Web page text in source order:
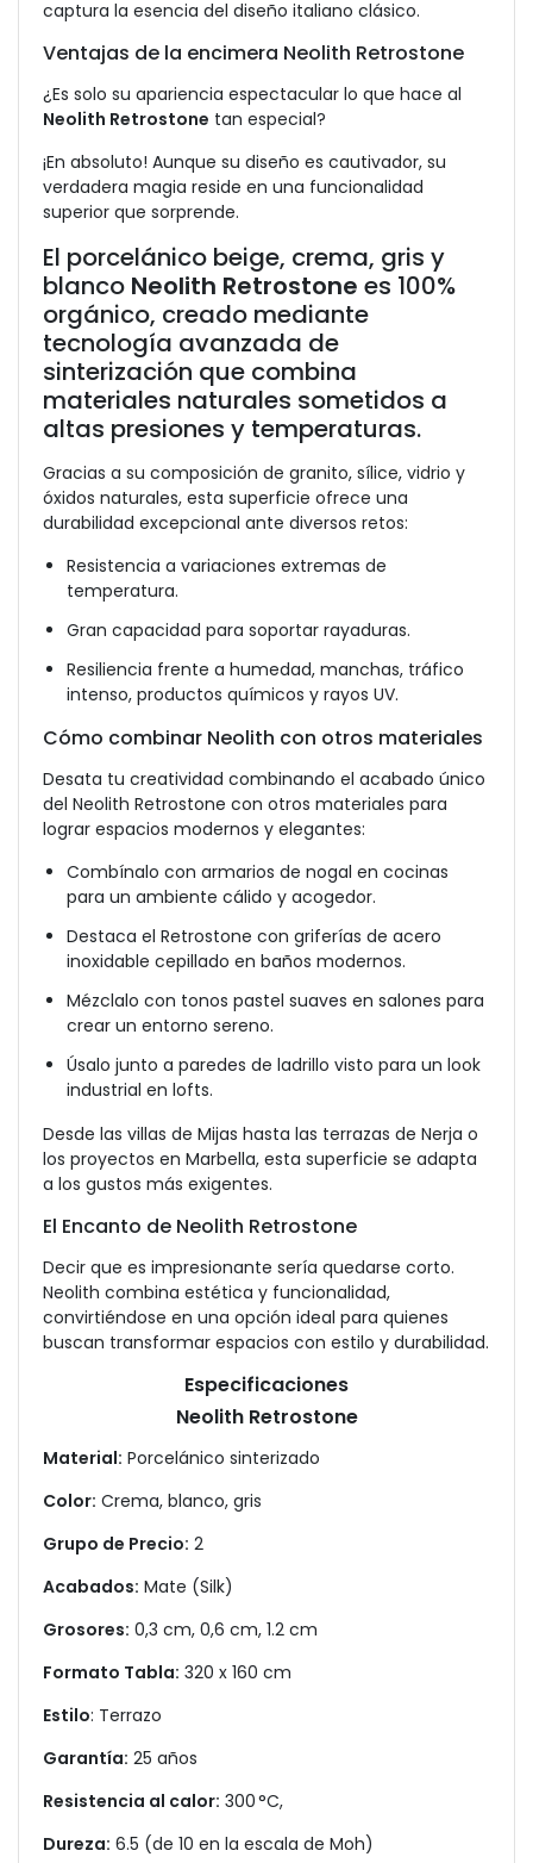
captura la esencia del diseño italiano clásico.
Ventajas de la encimera Neolith Retrostone
¿Es solo su apariencia espectacular lo que hace al
Neolith Retrostone tan especial?
¡En absoluto! Aunque su diseño es cautivador, su
verdadera magia reside en una funcionalidad
superior que sorprende.
El porcelánico beige, crema, gris y
blanco Neolith Retrostone es 100%
orgánico, creado mediante
tecnología avanzada de
sinterización que combina
materiales naturales sometidos a
altas presiones y temperaturas.
Gracias a su composición de granito, sílice, vidrio y
óxidos naturales, esta superficie ofrece una
durabilidad excepcional ante diversos retos:
Resistencia a variaciones extremas de
temperatura.
Gran capacidad para soportar rayaduras.
Resiliencia frente a humedad, manchas, tráfico
intenso, productos químicos y rayos UV.
Cómo combinar Neolith con otros materiales
Desata tu creatividad combinando el acabado único
del Neolith Retrostone con otros materiales para
lograr espacios modernos y elegantes:
Combínalo con armarios de nogal en cocinas
para un ambiente cálido y acogedor.
Destaca el Retrostone con griferías de acero
inoxidable cepillado en baños modernos.
Mézclalo con tonos pastel suaves en salones para
crear un entorno sereno.
Úsalo junto a paredes de ladrillo visto para un look
industrial en lofts.
Desde las villas de Mijas hasta las terrazas de Nerja o
los proyectos en Marbella, esta superficie se adapta
a los gustos más exigentes.
El Encanto de Neolith Retrostone
Decir que es impresionante sería quedarse corto.
Neolith combina estética y funcionalidad,
convirtiéndose en una opción ideal para quienes
buscan transformar espacios con estilo y durabilidad.
Especificaciones
Neolith Retrostone
Material: Porcelánico sinterizado
Color: Crema, blanco, gris
Grupo de Precio: 2
Acabados: Mate (Silk)
Grosores: 0,3 cm, 0,6 cm, 1.2 cm
Formato Tabla: 320 x 160 cm
Estilo: Terrazo
Garantía: 25 años
Resistencia al calor: 300 °C,
Dureza: 6.5 (de 10 en la escala de Moh)